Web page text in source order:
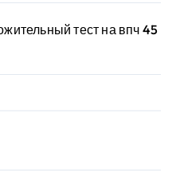
тест на впч 45